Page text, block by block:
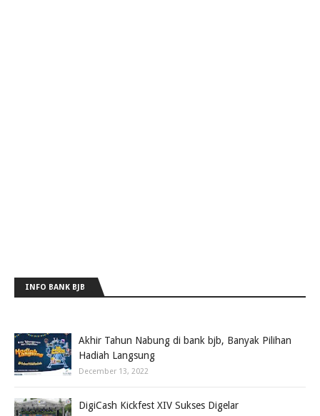
INFO BANK BJB
Akhir Tahun Nabung di bank bjb, Banyak Pilihan
Hadiah Langsung
December 13, 2022
DigiCash Kickfest XIV Sukses Digelar